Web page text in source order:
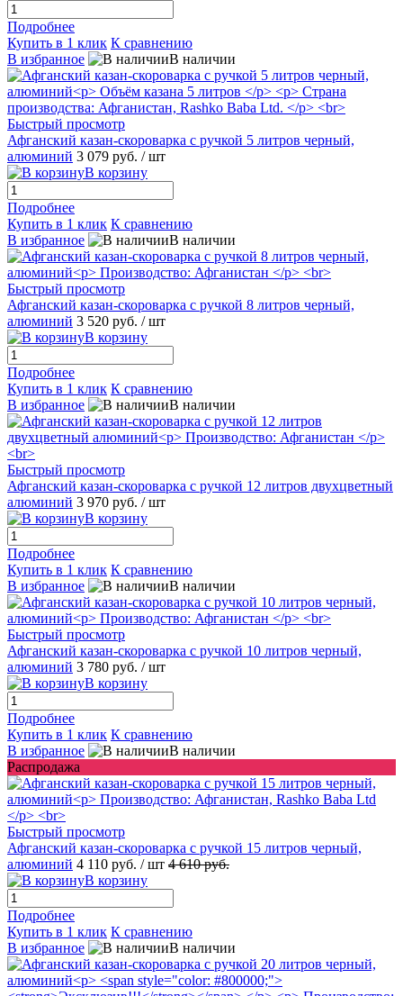
Подробнее
Купить в 1 клик К сравнению
В избранное
В наличии
Быстрый просмотр
Афганский казан-скороварка с ручкой 5 литров черный,
алюминий 3 079 руб. / шт
В корзину
Подробнее
Купить в 1 клик К сравнению
В избранное
В наличии
Быстрый просмотр
Афганский казан-скороварка с ручкой 8 литров черный,
алюминий 3 520 руб. / шт
В корзину
Подробнее
Купить в 1 клик К сравнению
В избранное
В наличии
Быстрый просмотр
Афганский казан-скороварка с ручкой 12 литров двухцветный
алюминий 3 970 руб. / шт
В корзину
Подробнее
Купить в 1 клик К сравнению
В избранное
В наличии
Быстрый просмотр
Афганский казан-скороварка с ручкой 10 литров черный,
алюминий 3 780 руб. / шт
В корзину
Подробнее
Купить в 1 клик К сравнению
В избранное
В наличии
Распродажа
Быстрый просмотр
Афганский казан-скороварка с ручкой 15 литров черный,
алюминий 4 110 руб. / шт 4 610 руб.
В корзину
Подробнее
Купить в 1 клик К сравнению
В избранное
В наличии